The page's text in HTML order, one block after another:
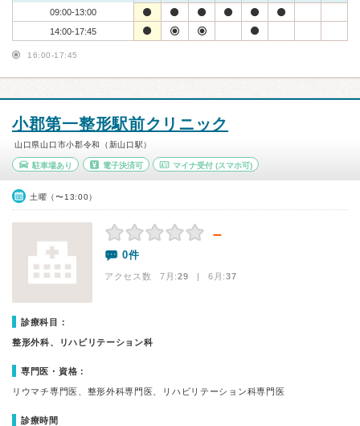
09:00-13:00
14:00-17:45
16:00-17:45
小郡第一整形駅前クリニック
山口県山口市小郡令和（新山口駅）
駐車場あり 電子決済可 マイナ受付 (スマホ可)
土曜（〜13:00）
－
0件
アクセス数 7月:29 | 6月:37
診療科目：
整形外科、リハビリテーション科
専門医・資格：
リウマチ専門医、整形外科専門医、リハビリテーション科専門医
診療時間